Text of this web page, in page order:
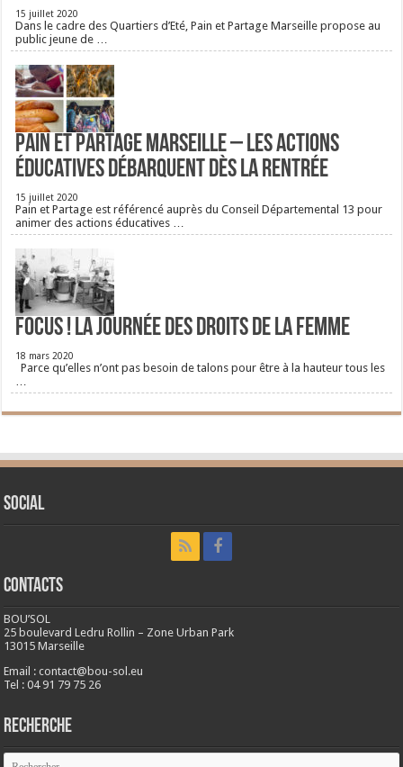
15 juillet 2020
Dans le cadre des Quartiers d’Eté, Pain et Partage Marseille propose au
public jeune de …
Pain et Partage Marseille – Les actions
éducatives débarquent dès la rentrée
15 juillet 2020
Pain et Partage est référencé auprès du Conseil Départemental 13 pour
animer des actions éducatives …
FOCUS ! La journée des droits de la femme
18 mars 2020
Parce qu’elles n’ont pas besoin de talons pour être à la hauteur tous les
Social
CONTACTS
BOU’SOL
25 boulevard Ledru Rollin – Zone Urban Park
13015 Marseille
Email : contact@bou-sol.eu
Tel : 04 91 79 75 26
RECHERCHE